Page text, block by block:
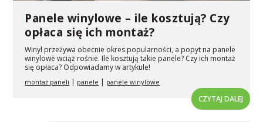
Panele winylowe – ile kosztują? Czy
opłaca się ich montaż?
Winyl przeżywa obecnie okres popularności, a popyt na panele
winylowe wciąż rośnie. Ile kosztują takie panele? Czy ich montaż
się opłaca? Odpowiadamy w artykule!
montaż paneli | panele | panele winylowe
CZYTAJ DALEJ